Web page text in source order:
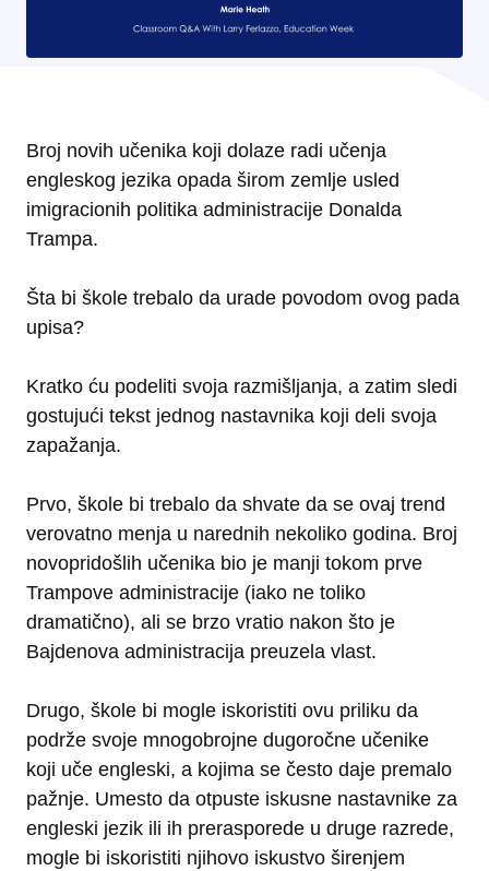
Broj novih učenika koji dolaze radi učenja
engleskog jezika opada širom zemlje usled
imigracionih politika administracije Donalda
Trampa.
Šta bi škole trebalo da urade povodom ovog pada
upisa?
Kratko ću podeliti svoja razmišljanja, a zatim sledi
gostujući tekst jednog nastavnika koji deli svoja
zapažanja.
Prvo, škole bi trebalo da shvate da se ovaj trend
verovatno menja u narednih nekoliko godina. Broj
novopridošlih učenika bio je manji tokom prve
Trampove administracije (iako ne toliko
dramatično), ali se brzo vratio nakon što je
Bajdenova administracija preuzela vlast.
Drugo, škole bi mogle iskoristiti ovu priliku da
podrže svoje mnogobrojne dugoročne učenike
koji uče engleski, a kojima se često daje premalo
pažnje. Umesto da otpuste iskusne nastavnike za
engleski jezik ili ih prerasporede u druge razrede,
mogle bi iskoristiti njihovo iskustvo širenjem